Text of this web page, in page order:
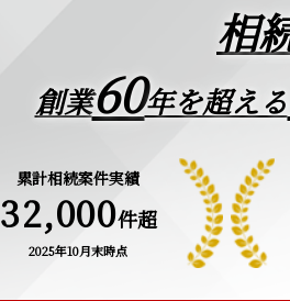
相
創業60年を超える
累計相続案件実績
32,000件超
2025年10月末時点